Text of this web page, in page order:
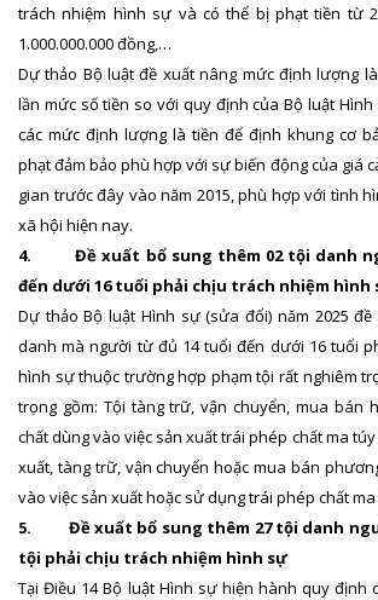
trách nhiệm hình sự và có thể bị phạt tiền từ
1.000.000.000 đồng,…
Dự thảo Bộ luật đề xuất nâng mức định lượng
lần mức số tiền so với quy định của Bộ luật
các mức định lượng là tiền để định khung cơ
phạt đảm bảo phù hợp với sự biến động của giá
gian trước đây vào năm 2015, phù hợp với tình
xã hội hiện nay.
4.
Đề xuất bổ sung thêm 02 tội danh
đến dưới 16 tuổi phải chịu trách nhiệm hình
Dự thảo Bộ luật Hình sự (sửa đổi) năm 2025
danh mà người từ đủ 14 tuổi đến dưới 16 tuổi
hình sự thuộc trường hợp phạm tội rất nghiêm
trọng gồm: Tội tàng trữ, vận chuyển, mua bán
chất dùng vào việc sản xuất trái phép chất ma túy
xuất, tàng trữ, vận chuyển hoặc mua bán
vào việc sản xuất hoặc sử dụng trái phép chất ma
5.
Đề xuất bổ sung thêm 27 tội danh
tội phải chịu trách nhiệm hình sự
Tại Điều 14 Bộ luật Hình sự hiện hành quy định